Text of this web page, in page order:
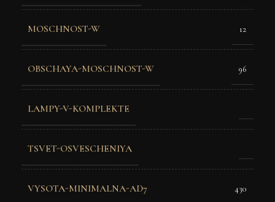
MOSCHNOST-W 12
OBSCHAYA-MOSCHNOST-W 96
LAMPY-V-KOMPLEKTE
TSVET-OSVESCHENIYA
VYSOTA-MINIMALNA-AD7 430